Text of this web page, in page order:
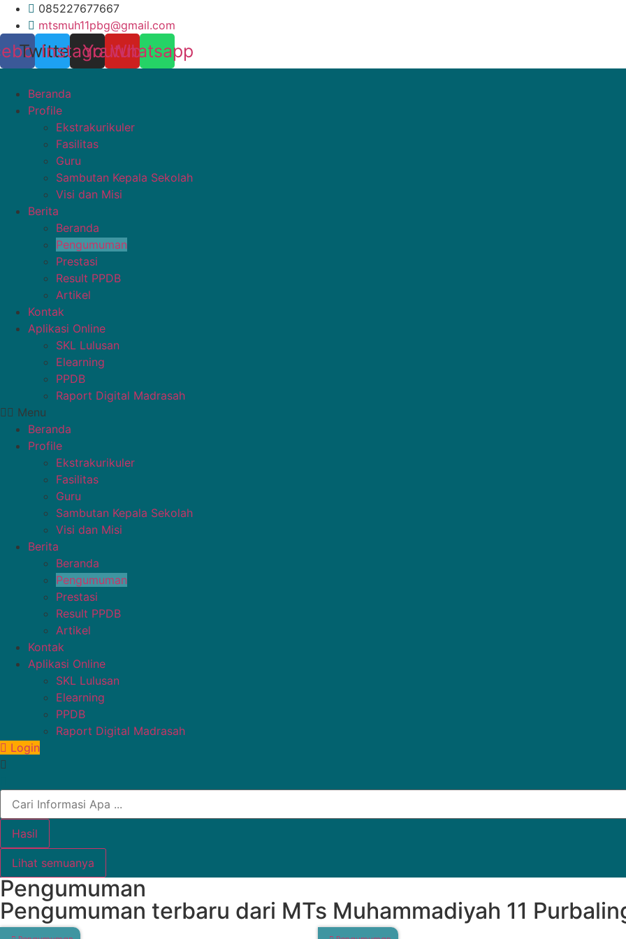
Lewati
konten
085227677667
mtsmuh11pbg@gmail.com
Twitter
Instagram
Youtube
Whatsapp
Beranda
Profile
Ekstrakurikuler
Fasilitas
Guru
Sambutan Kepala Sekolah
Visi dan Misi
Berita
Beranda
Pengumuman
Prestasi
Result PPDB
Artikel
Kontak
Aplikasi Online
SKL Lulusan
Elearning
PPDB
Raport Digital Madrasah
Menu
Beranda
Profile
Ekstrakurikuler
Fasilitas
Guru
Sambutan Kepala Sekolah
Visi dan Misi
Berita
Beranda
Pengumuman
Prestasi
Result PPDB
Artikel
Kontak
Aplikasi Online
SKL Lulusan
Elearning
PPDB
Raport Digital Madrasah
Login
Hasil
Lihat semuanya
Pengumuman
Pengumuman terbaru dari MTs Muhammadiyah 11